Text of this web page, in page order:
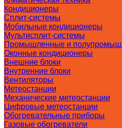
Кондиционеры
Сплит-системы
Мобильные кондиционеры
Мультисплит-системы
Промышленные и
Оконные кондиционеры
Внешние блоки
Внутренние блоки
Вентиляторы
Метеостанции
Механические метеостанции
Цифровые метеостанции
Обогревательные приборы
Газовые обогреватели